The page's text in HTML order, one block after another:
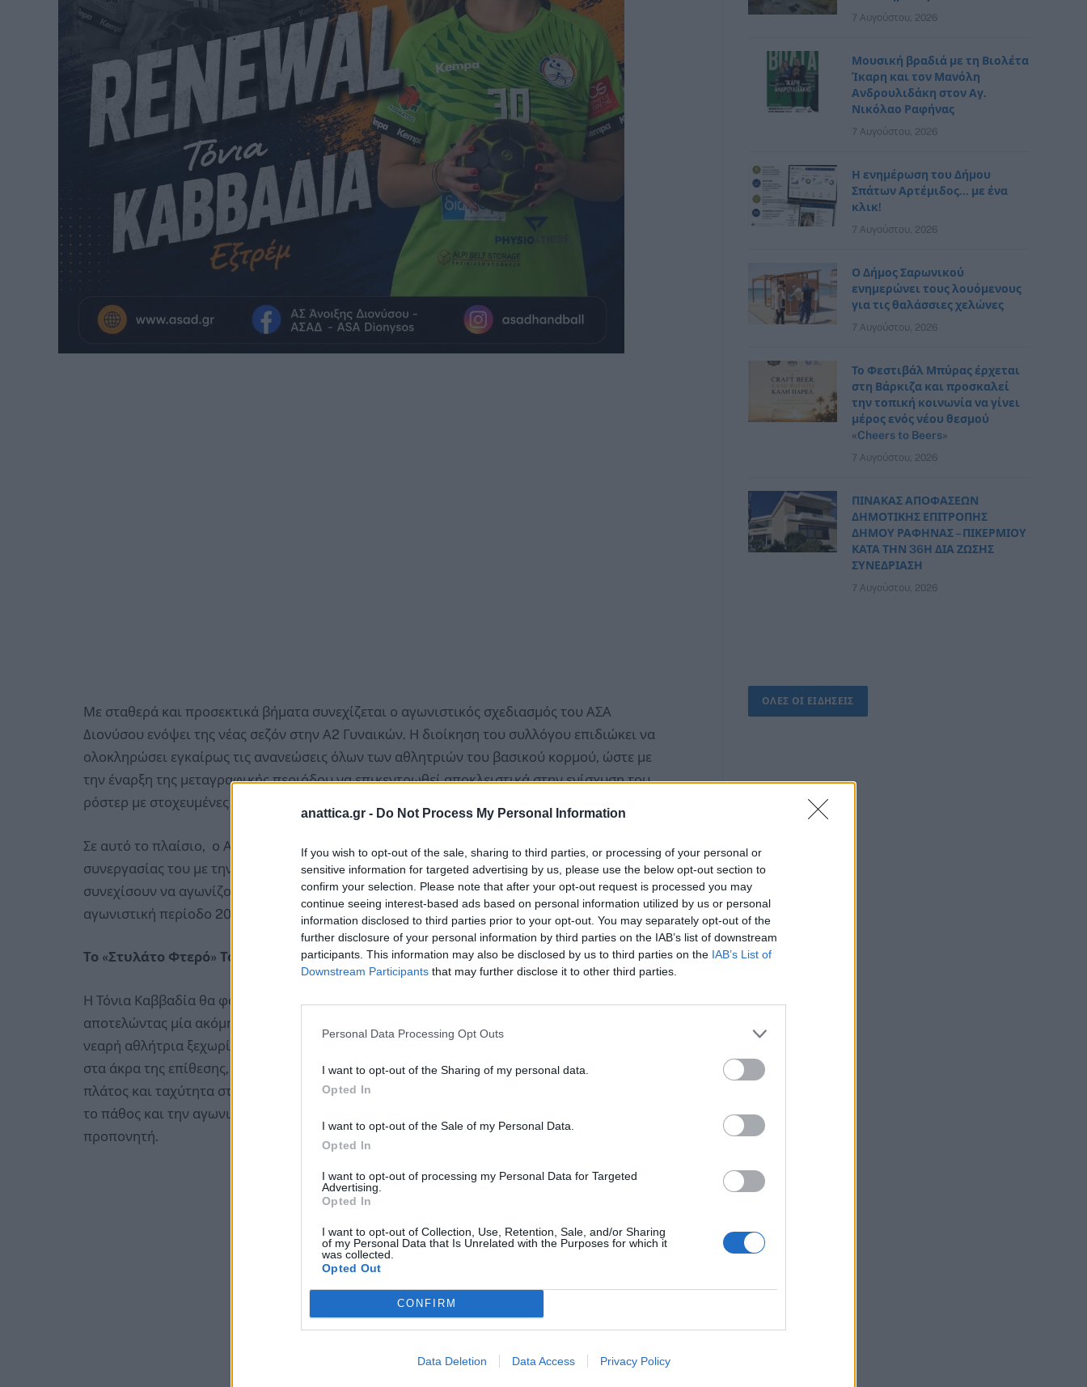
anattica.gr - Do Not Process My Personal Information
If you wish to opt-out of the sale, sharing to third parties, or processing of your personal or
sensitive information for targeted advertising by us, please use the below opt-out section to
confirm your selection. Please note that after your opt-out request is processed you may
continue seeing interest-based ads based on personal information utilized by us or personal
information disclosed to third parties prior to your opt-out. You may separately opt-out of the
further disclosure of your personal information by third parties on the IAB’s list of downstream
participants. This information may also be disclosed by us to third parties on the IAB’s List of
Downstream Participants that may further disclose it to other third parties.
Personal Data Processing Opt Outs
I want to opt-out of the Sharing of my personal data.
Opted In
I want to opt-out of the Sale of my Personal Data.
Opted In
I want to opt-out of processing my Personal Data for Targeted
Advertising.
Opted In
I want to opt-out of Collection, Use, Retention, Sale, and/or Sharing
of my Personal Data that Is Unrelated with the Purposes for which it
was collected.
Opted Out
CONFIRM
Data Deletion Data Access Privacy Policy
Με σταθερά και προσεκτικά βήματα συνεχίζεται ο αγωνιστικός σχεδιασμός του ΑΣΑ
Διονύσου ενόψει της νέας σεζόν στην Α2 Γυναικών. Η διοίκηση του συλλόγου επιδιώκει να
ολοκληρώσει εγκαίρως τις ανανεώσεις όλων των αθλητριών του βασικού κορμού, ώστε με
την έναρξη της μεταγραφικής περιόδου να επικεντρωθεί αποκλειστικά στην ενίσχυση του
ρόστερ με στοχευμένες προσθήκες.
Σε αυτό το πλαίσιο, ο ΑΣΑ Διονύσου ανακοινώνει με ιδιαίτερη χαρά την ανανέωση της
συνεργασίας του με την Εξτρέμ Τόνια Καββαδία και την Πίβοτ Ντορίτα Βερβέρη, οι οποίες θα
συνεχίσουν να αγωνίζονται με τη γυναικεία ομάδα χάντμπολ του συλλόγου και την
αγωνιστική περίοδο 2026-27, στο πρωτάθλημα της Α2 Εθνικής Κατηγορίας.
Το «Στυλάτο Φτερό» Τόνια Καββαδία συνεχίζει να πετά στις Αμαζόνες του Διονύσου
Η Τόνια Καββαδία θα φορέσει για δεύτερη συνεχόμενη χρονιά τη φανέλα των «Αμαζόνων»,
αποτελώντας μία ακόμη σημαντική μονάδα στο αγωνιστικό πλάνο του ΑΣΑ Διονύσου. Η
νεαρή αθλήτρια ξεχωρίζει για τον κομψό και αποτελεσματικό τρόπο με τον οποίο κινείται
στα άκρα της επίθεσης, για τις γρήγορες διεισδύσεις της και για την ικανότητά της να δίνει
πλάτος και ταχύτητα στο παιχνίδι της ομάδας. Το «στυλάτο» της παιχνίδι, σε συνδυασμό με
το πάθος και την αγωνιστικότητά της, την καθιστούν ένα πολύτιμο εργαλείο στα χέρια του
προπονητή.
7 Αυγούστου, 2026
Μουσική βραδιά με τη Βιολέτα
Ίκαρη και τον Μανόλη
Ανδρουλιδάκη στον Αγ.
Νικόλαο Ραφήνας
7 Αυγούστου, 2026
Η ενημέρωση του Δήμου
Σπάτων Αρτέμιδος… με ένα
κλικ!
7 Αυγούστου, 2026
Ο Δήμος Σαρωνικού
ενημερώνει τους λουόμενους
για τις θαλάσσιες χελώνες
7 Αυγούστου, 2026
Το Φεστιβάλ Μπύρας έρχεται
στη Βάρκιζα και προσκαλεί
την τοπική κοινωνία να γίνει
μέρος ενός νέου θεσμού
«Cheers to Beers»
7 Αυγούστου, 2026
ΠΙΝΑΚΑΣ ΑΠΟΦΑΣΕΩΝ
ΔΗΜΟΤΙΚΗΣ ΕΠΙΤΡΟΠΗΣ
ΔΗΜΟΥ ΡΑΦΗΝΑΣ – ΠΙΚΕΡΜΙΟΥ
ΚΑΤΑ ΤΗΝ 36Η ΔΙΑ ΖΩΣΗΣ
ΣΥΝΕΔΡΙΑΣΗ
7 Αυγούστου, 2026
ΟΛΕΣ ΟΙ ΕΙΔΗΣΕΙΣ